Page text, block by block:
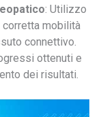
: Utilizzo
mobilità
connettivo.
ottenuti e
dei risultati.